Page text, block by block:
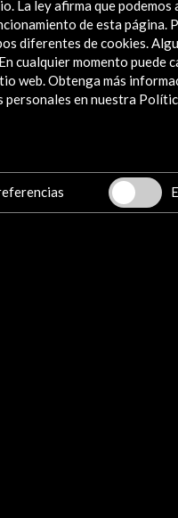
vida personal y profesional.
Arte
11 Feb - 03 Abr
Museo
La ley afirma que
de esta página.
diferentes de cookies.
cualquier momento
web. Obtenga más
personales en nuestra